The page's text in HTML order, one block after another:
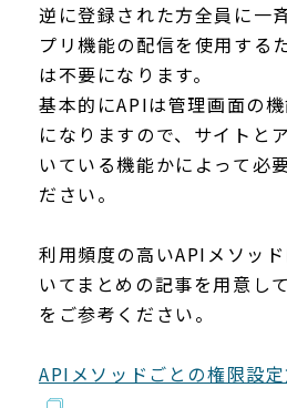
逆に登録された方全員に一
プリ機能の配信を使用する
は不要になります。
基本的にAPIは管理画面の
になりますので、サイトと
いている機能かによって必
ださい。
利用頻度の高いAPIメソッ
いてまとめの記事を用意し
をご参考ください。
APIメソッドごとの権限設